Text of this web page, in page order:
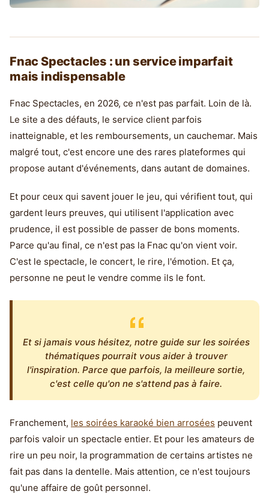
Fnac Spectacles : un service imparfait
mais indispensable
Fnac Spectacles, en 2026, ce n'est pas parfait. Loin de là.
Le site a des défauts, le service client parfois
inatteignable, et les remboursements, un cauchemar. Mais
malgré tout, c'est encore une des rares plateformes qui
propose autant d'événements, dans autant de domaines.
Et pour ceux qui savent jouer le jeu, qui vérifient tout, qui
gardent leurs preuves, qui utilisent l'application avec
prudence, il est possible de passer de bons moments.
Parce qu'au final, ce n'est pas la Fnac qu'on vient voir.
C'est le spectacle, le concert, le rire, l'émotion. Et ça,
personne ne peut le vendre comme ils le font.
Et si jamais vous hésitez, notre guide sur les soirées
thématiques pourrait vous aider à trouver
l'inspiration. Parce que parfois, la meilleure sortie,
c'est celle qu'on ne s'attend pas à faire.
Franchement, les soirées karaoké bien arrosées peuvent
parfois valoir un spectacle entier. Et pour les amateurs de
rire un peu noir, la programmation de certains artistes ne
fait pas dans la dentelle. Mais attention, ce n'est toujours
qu'une affaire de goût personnel.